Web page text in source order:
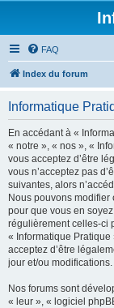
FAQ
Index du forum
Informatique
En accédant à «
« notre », « nos », «
vous acceptez d’être
vous n’acceptez pas
suivantes, alors
Nous pouvons modifier
pour que vous en
régulièrement celles-ci
« Informatique
acceptez d’être
jour et/ou modifications.
Nos forums sont
« leur », « logiciel